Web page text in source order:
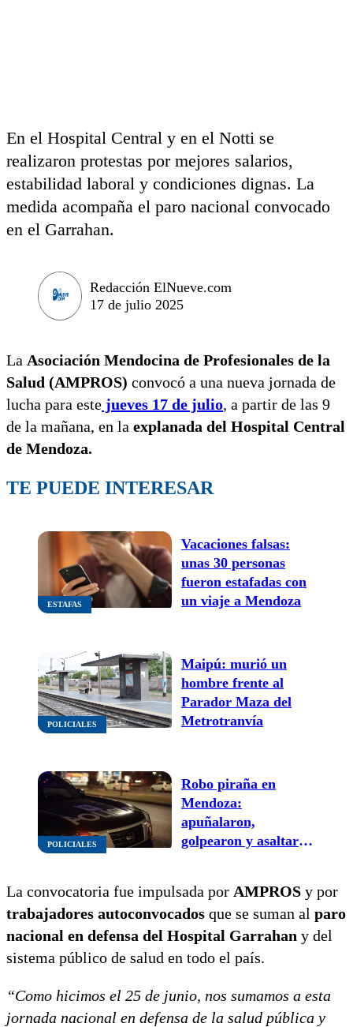
En el Hospital Central y en el Notti se
realizaron protestas por mejores salarios,
estabilidad laboral y condiciones dignas. La
medida acompaña el paro nacional convocado
en el Garrahan.
Redacción ElNueve.com
17 de julio 2025
La Asociación Mendocina de Profesionales de la
Salud (AMPROS) convocó a una nueva jornada de
lucha para este jueves 17 de julio, a partir de las 9
de la mañana, en la explanada del Hospital Central
de Mendoza.
TE PUEDE INTERESAR
ESTAFAS
Vacaciones falsas:
unas 30 personas
fueron estafadas con
un viaje a Mendoza
POLICIALES
Maipú: murió un
hombre frente al
Parador Maza del
Metrotranvía
POLICIALES
Robo piraña en
Mendoza:
apuñalaron,
golpearon y asaltaron
La convocatoria fue impulsada por AMPROS y por
trabajadores autoconvocados que se suman al paro
nacional en defensa del Hospital Garrahan y del
sistema público de salud en todo el país.
“Como hicimos el 25 de junio, nos sumamos a esta
jornada nacional en defensa de la salud pública y